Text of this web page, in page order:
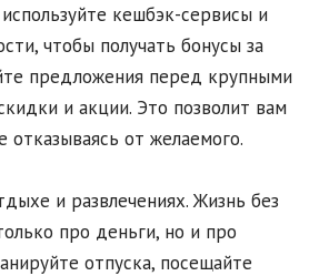
кешбэк-сервисы и
чтобы получать бонусы за
предложения перед крупными
и акции. Это позволит вам
отказываясь от желаемого.
и развлечениях. Жизнь без
про деньги, но и про
отпуска, посещайте